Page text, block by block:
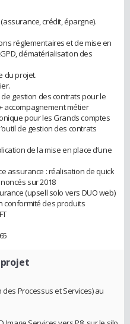
crédit, épargne).
réglementaires et de mise en
dématérialisation des
du projet.
de gestion des contrats pour le
accompagnement métier
pour les Grands comptes
de gestion des contrats
de la mise en place d’une
assurance : réalisation de quick
sur 2018
(upsell solo vers DUO web)
conformité des produits
projet
des Processus et Services) au